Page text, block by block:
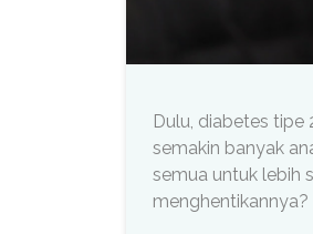
Dulu, diabetes tipe
semakin banyak
semua untuk lebih